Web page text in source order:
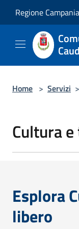
Regione Campania
Home > Servizi >
Cultura
Esplora
libero